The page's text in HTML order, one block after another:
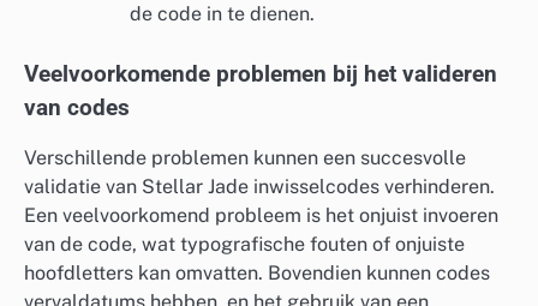
de code in te dienen.
Veelvoorkomende problemen bij het valideren
van codes
Verschillende problemen kunnen een succesvolle
validatie van Stellar Jade inwisselcodes verhinderen.
Een veelvoorkomend probleem is het onjuist invoeren
van de code, wat typografische fouten of onjuiste
hoofdletters kan omvatten. Bovendien kunnen codes
vervaldatums hebben, en het gebruik van een